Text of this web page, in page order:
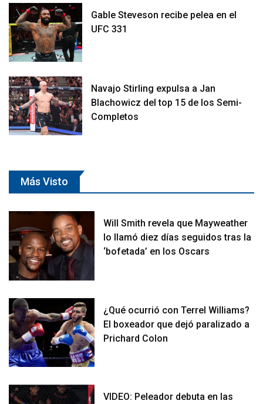
Gable Steveson recibe pelea en el
UFC 331
Navajo Stirling expulsa a Jan
Blachowicz del top 15 de los Semi-
Completos
Más Visto
Will Smith revela que Mayweather
lo llamó diez días seguidos tras la
‘bofetada’ en los Oscars
¿Qué ocurrió con Terrel Williams?
El boxeador que dejó paralizado a
Prichard Colon
VIDEO: Peleador debuta en las